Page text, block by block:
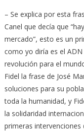
– Se explica por esta
Canel que decía que
mercado”, esto es un
como yo diría es el
revolución para el
Fidel la frase de José
soluciones para su
toda la humanidad, y
la solidaridad
primeras intervenciones